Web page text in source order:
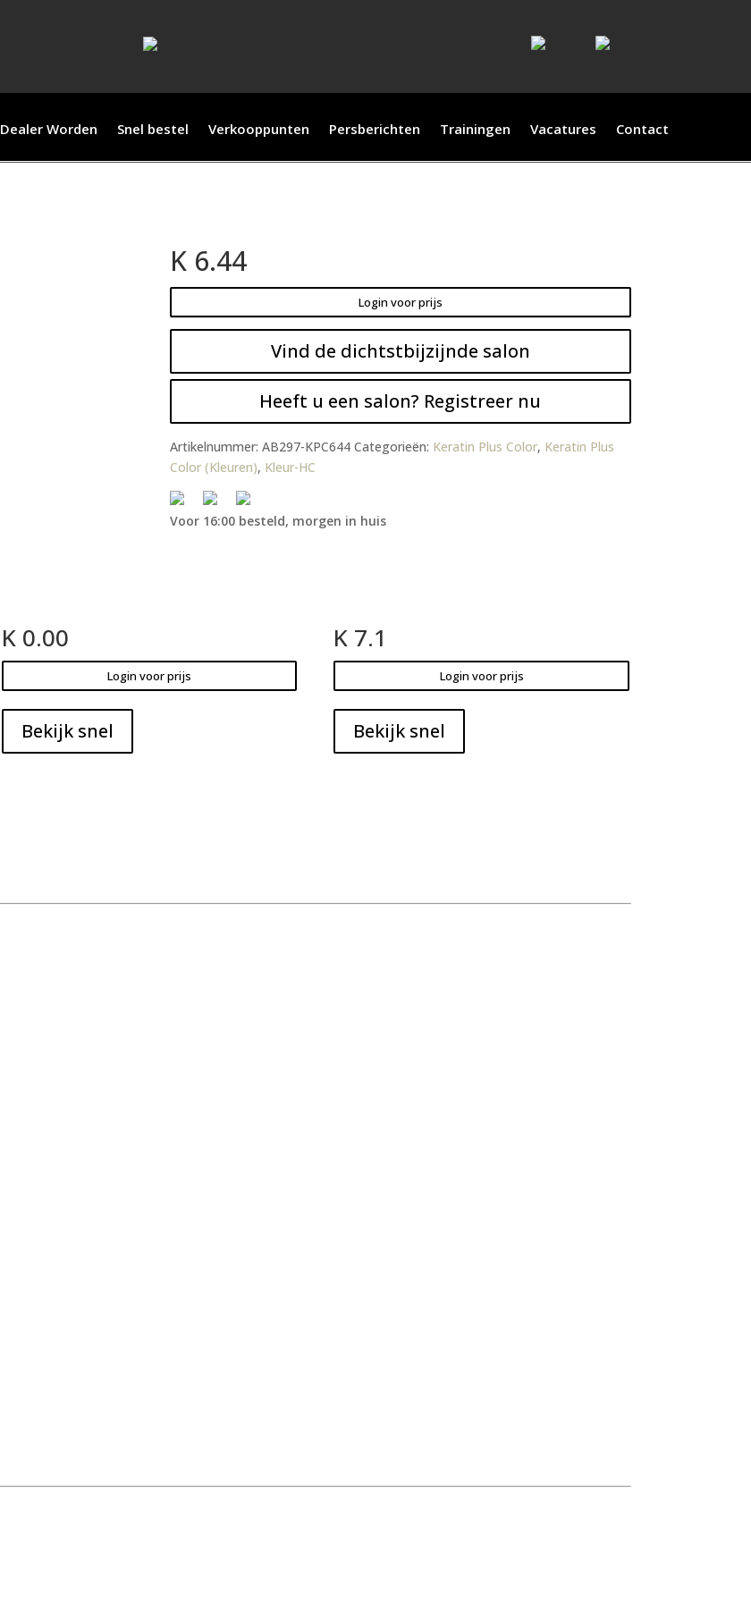
Dealer Worden Snel bestel Verkooppunten Persberichten Trainingen Vacatures Contact
K 6.44
Login voor prijs
Vind de dichtstbijzijnde salon
Heeft u een salon? Registreer nu
Artikelnummer: AB297-KPC644 Categorieën: Keratin Plus Color, Keratin Plus
Color (Kleuren), Kleur-HC
Voor 16:00 besteld, morgen in huis
K 0.00
Login voor prijs
Bekijk snel
K 7.1
Login voor prijs
Bekijk snel